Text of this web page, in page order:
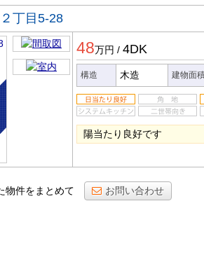
丁目5-28
48万円 / 4DK
構造 木造 建物面
陽当たり良好です
物件をまとめて お問い合わせ